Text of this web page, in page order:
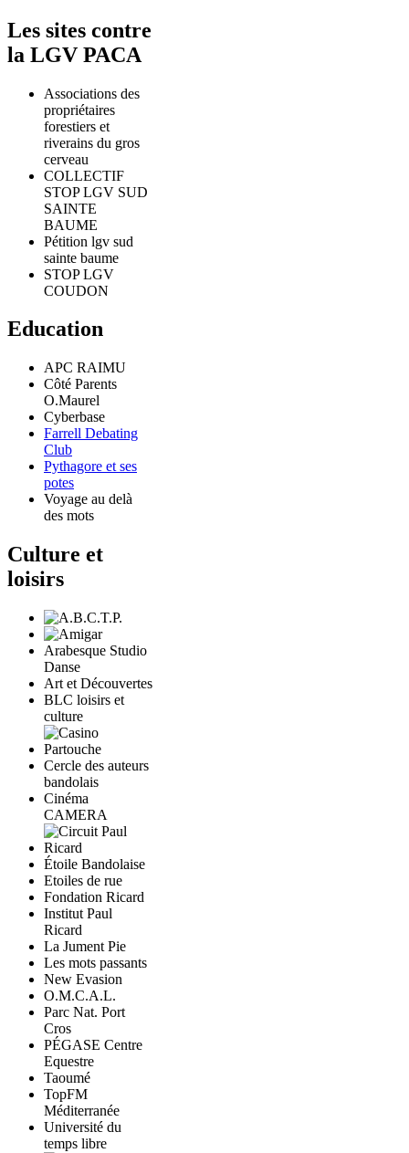
Les sites contre
la LGV PACA
Associations des
propriétaires
forestiers et
riverains du gros
cerveau
COLLECTIF
STOP LGV SUD
SAINTE
BAUME
Pétition lgv sud
sainte baume
STOP LGV
COUDON
Education
APC RAIMU
Côté Parents
O.Maurel
Cyberbase
Farrell Debating
Club
Pythagore et ses
potes
Voyage au delà
des mots
Culture et
loisirs
Arabesque Studio
Danse
Art et Découvertes
BLC loisirs et
culture
Cercle des auteurs
bandolais
Cinéma
CAMERA
Étoile Bandolaise
Etoiles de rue
Fondation Ricard
Institut Paul
Ricard
La Jument Pie
Les mots passants
New Evasion
O.M.C.A.L.
Parc Nat. Port
Cros
PÉGASE Centre
Equestre
Taoumé
TopFM
Méditerranée
Université du
temps libre